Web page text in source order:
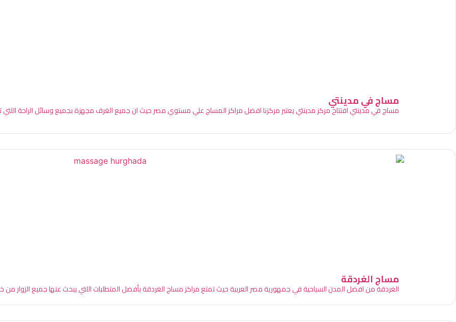
مساج في مدينتي
مساج في مدينتي افتتاح مركز مدينتي يعتبر مركزنا افضل مراكز المساج علي مستوي مصر حيث ان جميع الغرف مجهزة بجميع وسائل الراحة اللتي
مساج الغردقة
الغردقة من افضل المدن السياحية في جمهورية مصر العربية حيث تمتع مراكز مساج الغردقة بأفضل المتطلبات اللتي يبحث عنها جميع الزوار من